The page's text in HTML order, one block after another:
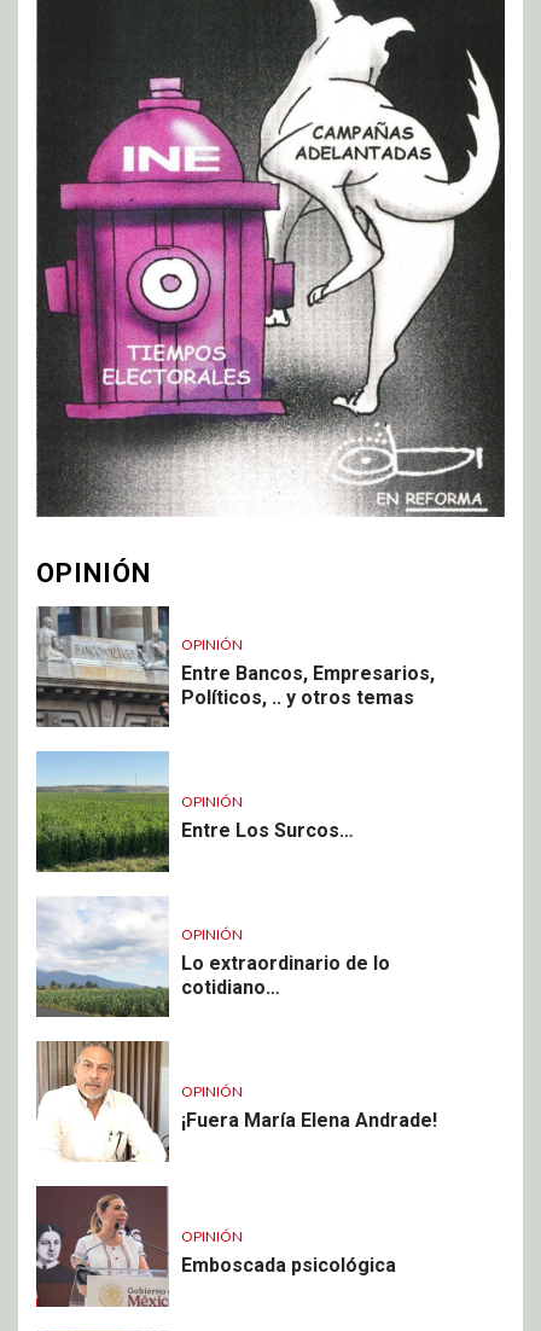
OPINIÓN
OPINIÓN
Entre Bancos, Empresarios,
Políticos, .. y otros temas
OPINIÓN
Entre Los Surcos…
OPINIÓN
Lo extraordinario de lo
cotidiano…
OPINIÓN
¡Fuera María Elena Andrade!
OPINIÓN
Emboscada psicológica